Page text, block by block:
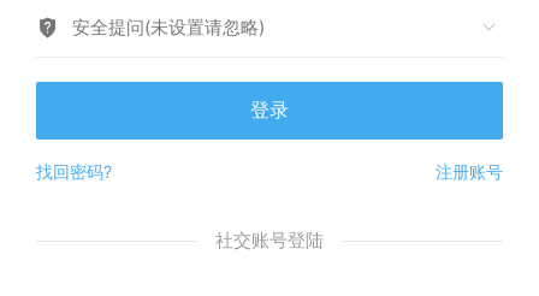
安全提问(未设置请忽略)
登录
找回密码? 注册账号
社交账号登陆